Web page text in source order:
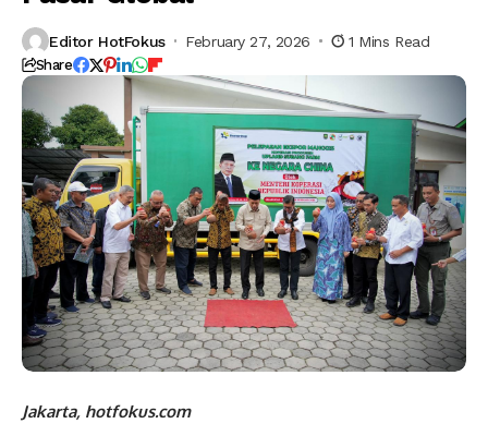
Editor HotFokus February 27, 2026 1 Mins Read
Share
Jakarta, hotfokus.com